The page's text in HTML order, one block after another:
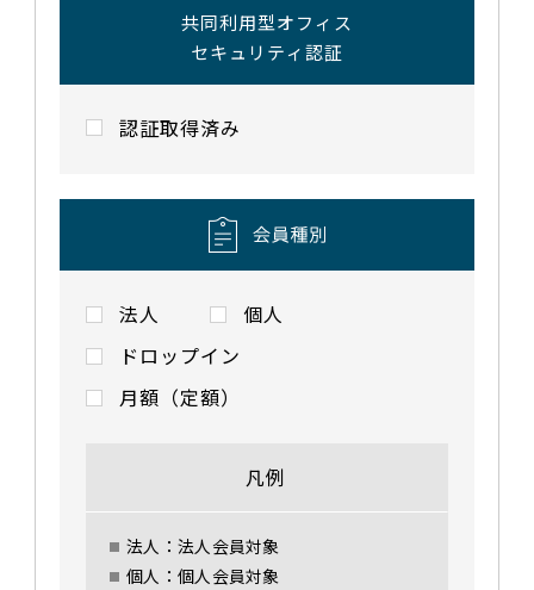
共同利用型オフィス
セキュリティ認証
認証取得済み
法人
個人
ドロップイン
月額（定額）
凡例
法人：法人会員対象
個人：個人会員対象